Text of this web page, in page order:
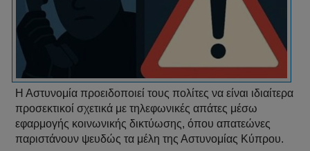
Η Αστυνομία προειδοποιεί τους πολίτες να είναι ιδιαίτερα
προσεκτικοί σχετικά με τηλεφωνικές απάτες μέσω
εφαρμογής κοινωνικής δικτύωσης, όπου απατεώνες
παριστάνουν ψευδώς τα μέλη της Αστυνομίας Κύπρου.